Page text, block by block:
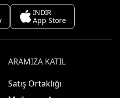
İNDİR
App Store
ARAMIZA KATIL
Satış Ortaklığı